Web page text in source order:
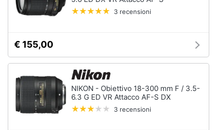
3 recensioni
€ 155,00
NIKON - Obiettivo 18-300 mm F / 3.5-
6.3 G ED VR Attacco AF-S DX
3 recensioni